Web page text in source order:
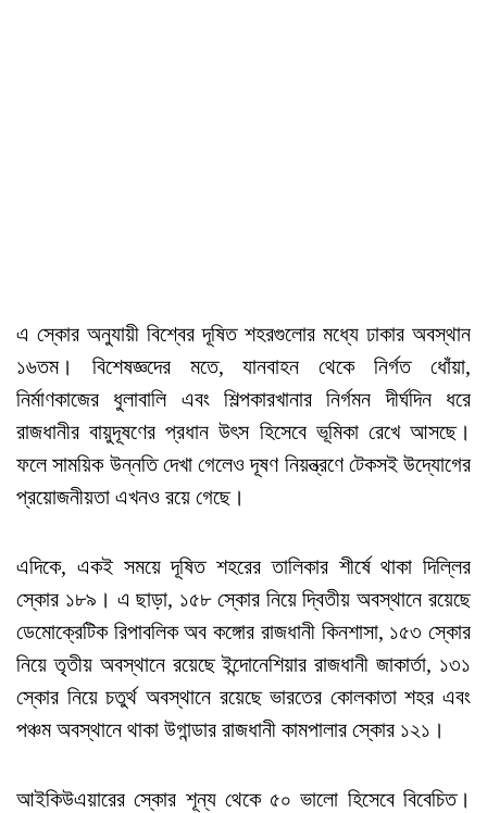
এ স্কোর অনুযায়ী বিশ্বের দূষিত শহরগুলোর মধ্যে ঢাকার অবস্থান
১৬তম। বিশেষজ্ঞদের মতে, যানবাহন থেকে নির্গত ধোঁয়া,
নির্মাণকাজের ধুলাবালি এবং শিল্পকারখানার নির্গমন দীর্ঘদিন ধরে
রাজধানীর বায়ুদূষণের প্রধান উৎস হিসেবে ভূমিকা রেখে আসছে।
ফলে সাময়িক উন্নতি দেখা গেলেও দূষণ নিয়ন্ত্রণে টেকসই উদ্যোগের
প্রয়োজনীয়তা এখনও রয়ে গেছে।
এদিকে, একই সময়ে দূষিত শহরের তালিকার শীর্ষে থাকা দিল্লির
স্কোর ১৮৯। এ ছাড়া, ১৫৮ স্কোর নিয়ে দ্বিতীয় অবস্থানে রয়েছে
ডেমোক্রেটিক রিপাবলিক অব কঙ্গোর রাজধানী কিনশাসা, ১৫৩ স্কোর
নিয়ে তৃতীয় অবস্থানে রয়েছে ইন্দোনেশিয়ার রাজধানী জাকার্তা, ১৩১
স্কোর নিয়ে চতুর্থ অবস্থানে রয়েছে ভারতের কোলকাতা শহর এবং
পঞ্চম অবস্থানে থাকা উগান্ডার রাজধানী কামপালার স্কোর ১২১।
আইকিউএয়ারের স্কোর শূন্য থেকে ৫০ ভালো হিসেবে বিবেচিত।